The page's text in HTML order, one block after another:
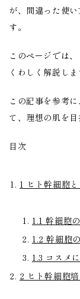
が、間違った使
す。
このページでは
くわしく解説しま
この記事を参考
て、理想の肌を目
目次
1 ヒト幹細胞
1.1 幹細胞
1.2 幹細胞
1.3 コスメ
2 ヒト幹細胞